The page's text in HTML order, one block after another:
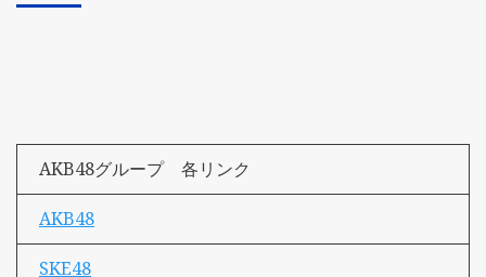
AKB48グループ 各リンク
AKB48
SKE48